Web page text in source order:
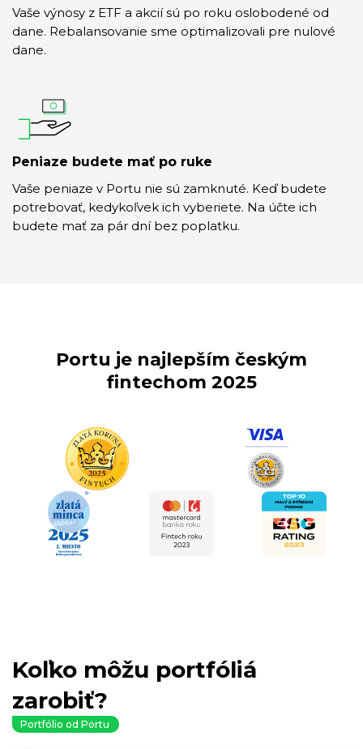
Vaše výnosy z ETF a akcií sú po roku oslobodené od
dane. Rebalansovanie sme optimalizovali pre nulové
dane.
Peniaze budete mať po ruke
Vaše peniaze v Portu nie sú zamknuté. Keď budete
potrebovať, kedykoľvek ich vyberiete. Na účte ich
budete mať za pár dní bez poplatku.
Portu je najlepším českým
fintechom 2025
Koľko môžu portfóliá
zarobiť?
Portfólio od Portu